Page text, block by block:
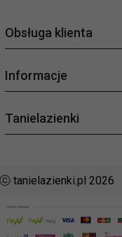
Obsługa klienta
Informacje
Tanielazienki
sklep@tanielazienki.pl
ⓒ tanielazienki.pl 2026